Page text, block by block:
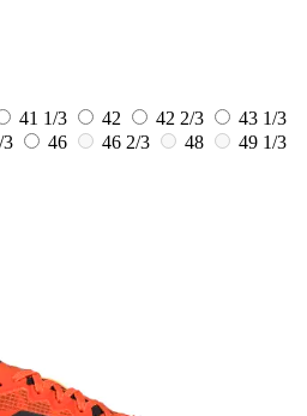
41 1/3 42 42 2/3
43 1/3
3 46 46 2/3 48
49 1/3